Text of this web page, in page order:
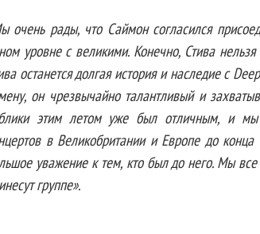
очень рады, что Саймон согласился
уровне с великими. Конечно, Стива
останется долгая история и наследие с
он чрезвычайно талантливый и
этим летом уже был отличным, и
в Великобритании и Европе до
уважение к тем, кто был до него. Мы
группе».